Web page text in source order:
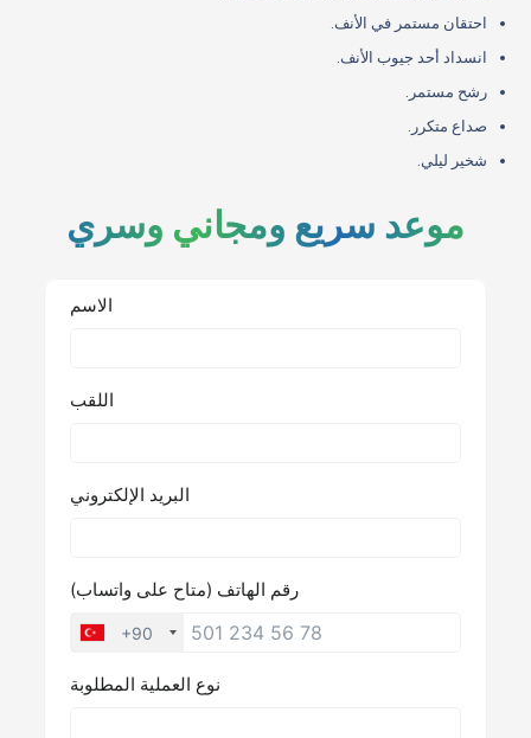
احتقان مستمر في الأنف.
انسداد أحد جيوب الأنف.
رشح مستمر.
صداع متكرر.
شخير ليلي.
موعد سريع ومجاني وسري